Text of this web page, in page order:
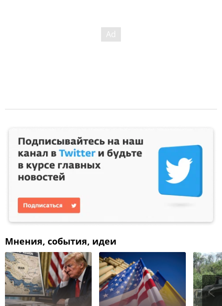
Мнения, события, идеи